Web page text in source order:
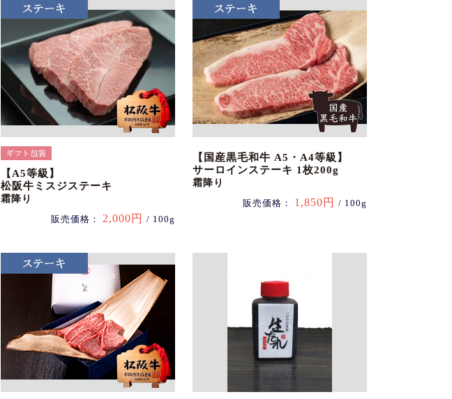
【A5等級】
松阪牛ミスジステーキ
霜降り
販売価格： 2,000円 / 100g
【国産黒毛和牛 A5・A4等級】
サーロインステーキ 1枚200g
霜降り
販売価格： 1,850円 / 100g